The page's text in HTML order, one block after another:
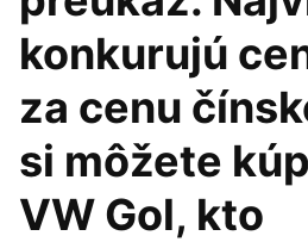
konkurujú
za cenu
si môžete
VW Gol, kto